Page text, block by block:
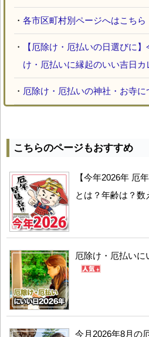
・ 各市区町村別ページへはこちら
・
【厄除け・厄払いの日選びに
け・厄払いに縁起のいい吉日カ
・ 厄除け・厄払いの神社・お寺に
こちらのページもおすすめ
【今年2026年 厄
とは？年齢は？数
厄除け・厄払いに
今月2026年8月の